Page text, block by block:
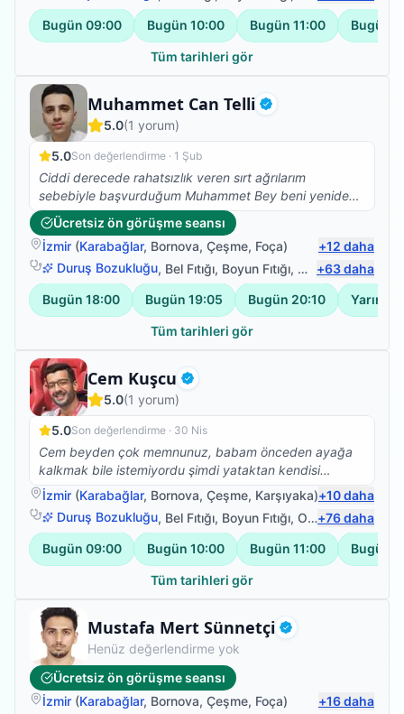
Bugün 09:00 Bugün 10:00 Bugün 11:00 Bugün
Tüm tarihleri gör
Muhammet Can Telli Doğrulanmış
Fizyoterapist
5.0(1 yorum)
5.0Son değerlendirme · 1 Şub
Ciddi derecede rahatsızlık veren sırt ağrılarım
sebebiyle başvurduğum Muhammet Bey beni yeniden
sağlığıma kavuşturdu. Herkese gönül rahatlığıyla
tavsiye ederim
Ücretsiz ön görüşme seansı
İzmir (Karabağlar, Bornova, Çeşme, Foça) +12 daha
Duruş Bozukluğu, Bel Fıtığı, Boyun Fıtığı, Omuz Bağ
+63daha
Bugün 18:00 Bugün 19:05 Bugün 20:10 Yarın
Tüm tarihleri gör
Cem Kuşcu Doğrulanmış
Fizyoterapist
5.0(1 yorum)
5.0Son değerlendirme · 30 Nis
Cem beyden çok memnunuz, babam önceden ayağa
kalkmak bile istemiyordu şimdi yataktan kendisi
kalkıyor yan koltuğa geçiyor, hareket etme konusunda
daha istekli. Çok teşekkür ederiz.
İzmir (Karabağlar, Bornova, Çeşme, Karşıyaka)+10daha
Duruş Bozukluğu, Bel Fıtığı, Boyun Fıtığı, Omuz Bağ Yaralanması +76daha
Bugün 09:00 Bugün 10:00 Bugün 11:00 Bugün
Tüm tarihleri gör
Mustafa Mert Sünnetçi Doğrulanmış
Fizyoterapist
Henüz değerlendirme yok
Ücretsiz ön görüşme seansı
İzmir (Karabağlar, Bornova, Çeşme, Foça) +16daha